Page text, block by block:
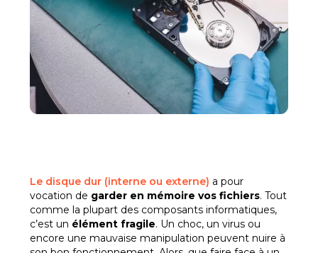
Le disque dur (interne ou externe) a pour
vocation de garder en mémoire vos fichiers. Tout
comme la plupart des composants informatiques,
c’est un élément fragile. Un choc, un virus ou
encore une mauvaise manipulation peuvent nuire à